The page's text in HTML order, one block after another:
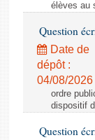
élèves au
Question
Date de
dépôt :
04/08/2026
ordre
dispositif
Question